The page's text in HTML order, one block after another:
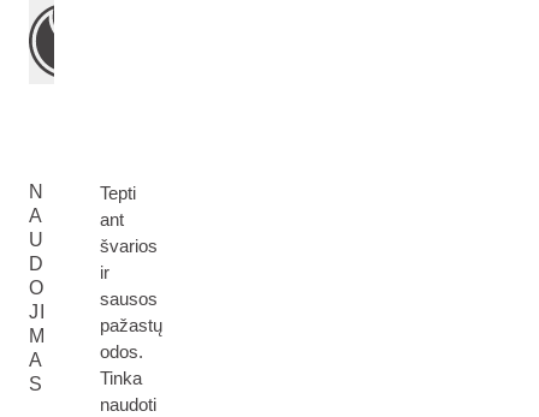
N
A
U
D
O
JI
M
A
S
Tepti
ant
švarios
ir
sausos
pažastų
odos.
Tinka
naudoti